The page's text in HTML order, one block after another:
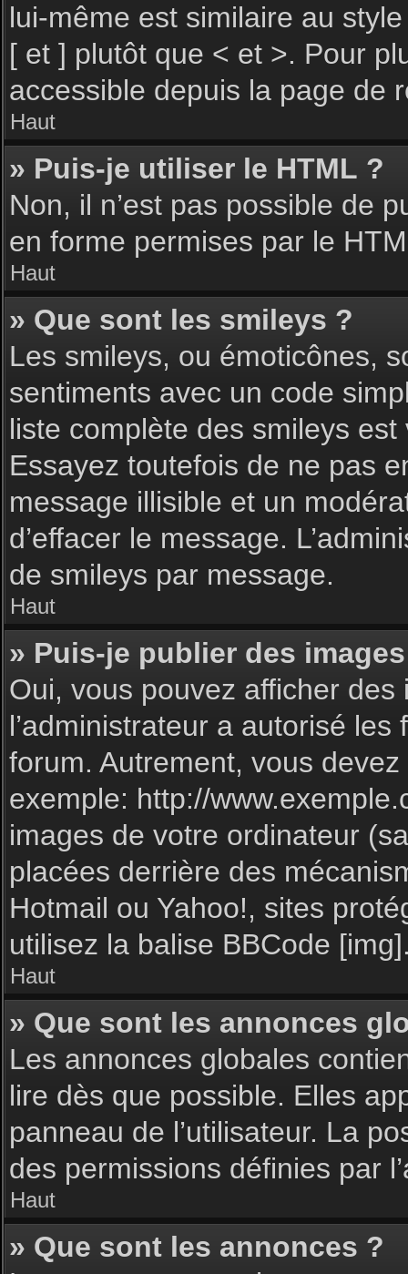
lui-même est similaire au
[ et ] plutôt que < et >. Pour
accessible depuis la page de
Haut
» Puis-je utiliser le HTML ?
Non, il n’est pas possible de
en forme permises par le
Haut
» Que sont les smileys ?
Les smileys, ou émoticônes,
sentiments avec un code
liste complète des smileys
Essayez toutefois de ne pas
message illisible et un
d’effacer le message.
de smileys par message.
Haut
» Puis-je publier des
Oui, vous pouvez afficher
l’administrateur a autorisé
forum. Autrement, vous
exemple: http://
images de votre ordinateur
placées derrière des
Hotmail ou Yahoo!, sites
utilisez la balise BBCode
Haut
» Que sont les annonces
Les annonces globales
lire dès que possible. Elles
panneau de l’utilisateur. La
des permissions définies par
Haut
» Que sont les annonces ?